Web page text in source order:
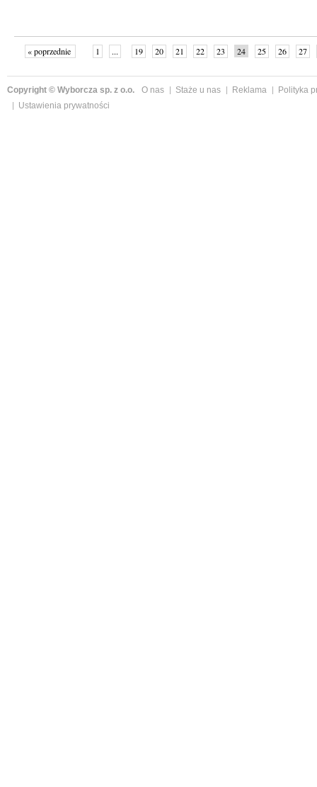
« poprzednie 1 ... 19 20 21 22 23 24 25 26
27
Copyright © Wyborcza sp. z o.o. O nas Staże u nas Reklama
Polityka
Ustawienia prywatności